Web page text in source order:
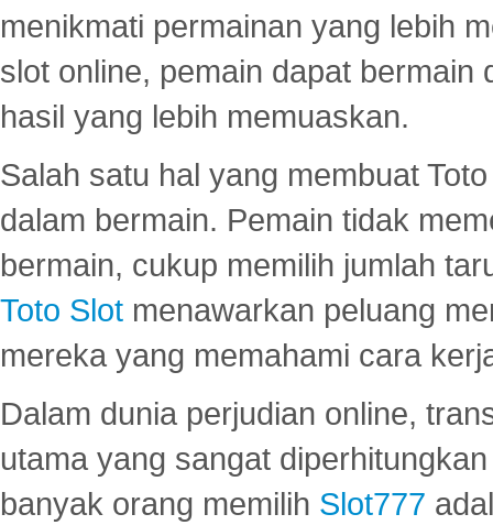
menikmati permainan yang lebih
slot online, pemain dapat
hasil yang lebih memuaskan.
Salah satu hal yang membuat
dalam bermain. Pemain tidak
bermain, cukup memilih jumlah
Toto Slot menawarkan peluang
mereka yang memahami cara
Dalam dunia perjudian online,
utama yang sangat
banyak orang memilih Slot777